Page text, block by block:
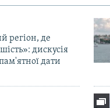
регіон, де
дискусія
дати